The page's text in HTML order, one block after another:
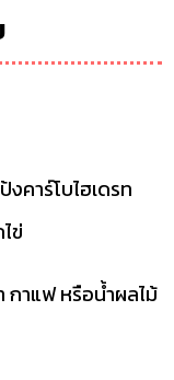
คาร์โบไฮเดรท
ข่
กาแฟ หรือน้ำผลไม้